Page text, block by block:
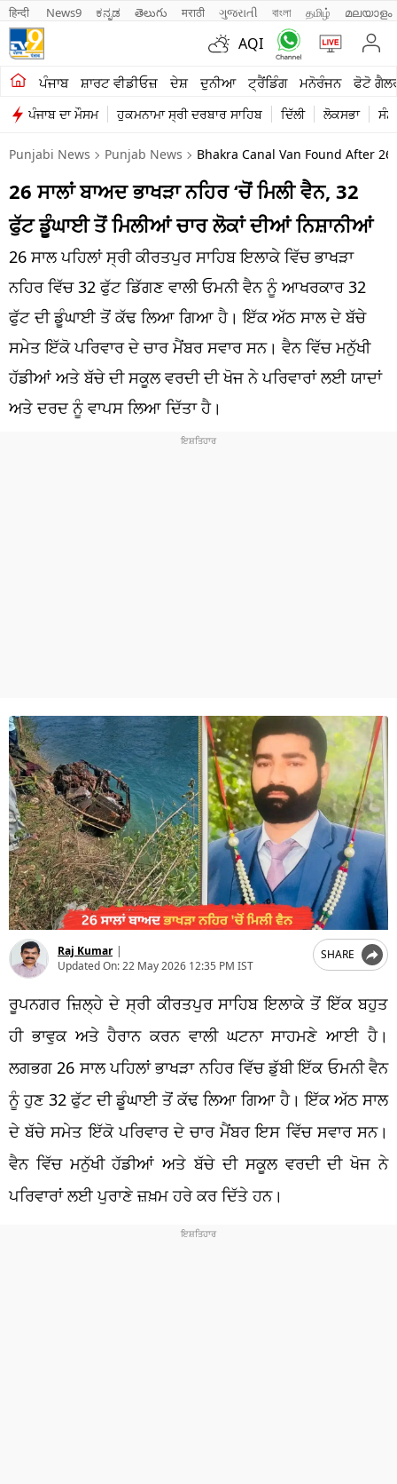
हिन्दी News9 ಕನ್ನಡ తెలుగు मराठी ગુજરાતી বাংলা தமிழ் മലയാളം
AQI
ਪੰਜਾਬ ਸ਼ਾਰਟ ਵੀਡੀਓਜ਼ ਦੇਸ਼ ਦੁਨੀਆ ਟ੍ਰੈਂਡਿੰਗ ਮਨੋਰੰਜਨ ਫੋਟੋ
ਪੰਜਾਬ ਦਾ ਮੌਸਮ ਹੁਕਮਨਾਮਾ ਸ੍ਰੀ ਦਰਬਾਰ ਸਾਹਿਬ ਦਿੱਲੀ ਲੋਕਸਭਾ
ਖੇਤੀਬਾੜੀ
ਸ਼ਾਰਟ ਵੀਡੀਓਜ਼
ਕਾਰੋਬਾਰ
ਕਰਿਅਰ
ਮਨੋਰੰਜਨ
ਦੇਸ਼
ਲਾਈਫ ਸਟਾਈਲ
ਪੰਜਾਬ
ਧਰਮ
Punjabi News Punjab News Bhakra Canal Van Found After
26 ਸਾਲਾਂ ਬਾਅਦ ਭਾਖੜਾ ਨਹਿਰ ‘ਚੋਂ ਮਿਲੀ ਵੈਨ, 32
ਫੁੱਟ ਡੂੰਘਾਈ ਤੋਂ ਮਿਲੀਆਂ ਚਾਰ ਲੋਕਾਂ ਦੀਆਂ ਨਿਸ਼ਾਨੀਆਂ
26 ਸਾਲ ਪਹਿਲਾਂ ਸ੍ਰੀ ਕੀਰਤਪੁਰ ਸਾਹਿਬ ਇਲਾਕੇ ਵਿੱਚ ਭਾਖੜਾ
ਨਹਿਰ ਵਿੱਚ 32 ਫੁੱਟ ਡਿੱਗਣ ਵਾਲੀ ਓਮਨੀ ਵੈਨ ਨੂੰ ਆਖਰਕਾਰ 32
ਫੁੱਟ ਦੀ ਡੂੰਘਾਈ ਤੋਂ ਕੱਢ ਲਿਆ ਗਿਆ ਹੈ। ਇੱਕ ਅੱਠ ਸਾਲ ਦੇ ਬੱਚੇ
ਸਮੇਤ ਇੱਕੋ ਪਰਿਵਾਰ ਦੇ ਚਾਰ ਮੈਂਬਰ ਸਵਾਰ ਸਨ। ਵੈਨ ਵਿੱਚ ਮਨੁੱਖੀ
ਹੱਡੀਆਂ ਅਤੇ ਬੱਚੇ ਦੀ ਸਕੂਲ ਵਰਦੀ ਦੀ ਖੋਜ ਨੇ ਪਰਿਵਾਰਾਂ ਲਈ ਯਾਦਾਂ
ਅਤੇ ਦਰਦ ਨੂੰ ਵਾਪਸ ਲਿਆ ਦਿੱਤਾ ਹੈ।
Raj Kumar |
Updated On:22 May 2026 12:35 PM IST
SHARE
ਰੂਪਨਗਰ ਜ਼ਿਲ੍ਹੇ ਦੇ ਸ੍ਰੀ ਕੀਰਤਪੁਰ ਸਾਹਿਬ ਇਲਾਕੇ ਤੋਂ ਇੱਕ ਬਹੁਤ
ਹੀ ਭਾਵੁਕ ਅਤੇ ਹੈਰਾਨ ਕਰਨ ਵਾਲੀ ਘਟਨਾ ਸਾਹਮਣੇ ਆਈ ਹੈ।
ਲਗਭਗ 26 ਸਾਲ ਪਹਿਲਾਂ ਭਾਖੜਾ ਨਹਿਰ ਵਿੱਚ ਡੁੱਬੀ ਇੱਕ ਓਮਨੀ ਵੈਨ
ਨੂੰ ਹੁਣ 32 ਫੁੱਟ ਦੀ ਡੂੰਘਾਈ ਤੋਂ ਕੱਢ ਲਿਆ ਗਿਆ ਹੈ। ਇੱਕ ਅੱਠ ਸਾਲ
ਦੇ ਬੱਚੇ ਸਮੇਤ ਇੱਕੋ ਪਰਿਵਾਰ ਦੇ ਚਾਰ ਮੈਂਬਰ ਇਸ ਵਿੱਚ ਸਵਾਰ ਸਨ।
ਵੈਨ ਵਿੱਚ ਮਨੁੱਖੀ ਹੱਡੀਆਂ ਅਤੇ ਬੱਚੇ ਦੀ ਸਕੂਲ ਵਰਦੀ ਦੀ ਖੋਜ ਨੇ
ਪਰਿਵਾਰਾਂ ਲਈ ਪੁਰਾਣੇ ਜ਼ਖ਼ਮ ਹਰੇ ਕਰ ਦਿੱਤੇ ਹਨ।